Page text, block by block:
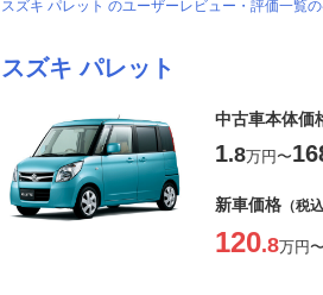
スズキ パレット のユーザーレビュー・評価一覧
スズキ パレット
中古車本体価
1.8万円〜
新車価格 （税
120.8万円